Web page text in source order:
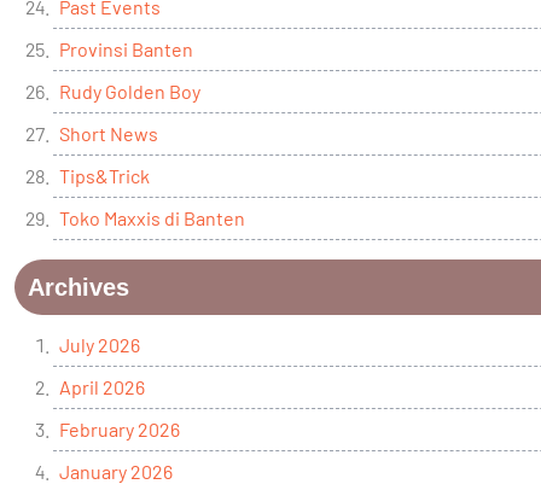
Past Events
Provinsi Banten
Rudy Golden Boy
Short News
Tips&Trick
Toko Maxxis di Banten
Archives
July 2026
April 2026
February 2026
January 2026